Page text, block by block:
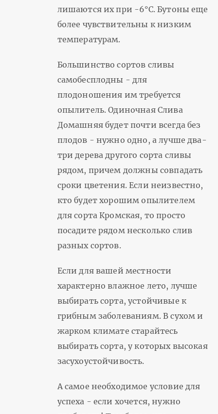
лишаются их при -6°С. Бутоны еще
более чувствительны к низким
температурам.
Большинство сортов сливы
самобесплодны - для
плодоношения им требуется
опылитель. Одиночная Слива
Домашняя будет почти всегда без
плодов - нужно одно, а лучше два-
три дерева другого сорта сливы
рядом, причем должны совпадать
сроки цветения. Если неизвестно,
кто будет хорошим опылителем
для сорта Кромская, то просто
посадите рядом несколько слив
разных сортов.
Если для вашей местности
характерно влажное лето, лучше
выбирать сорта, устойчивые к
грибным заболеваниям. В сухом и
жарком климате старайтесь
выбирать сорта, у которых высокая
засухоустойчивость.
А самое необходимое условие для
успеха - если хочется, нужно